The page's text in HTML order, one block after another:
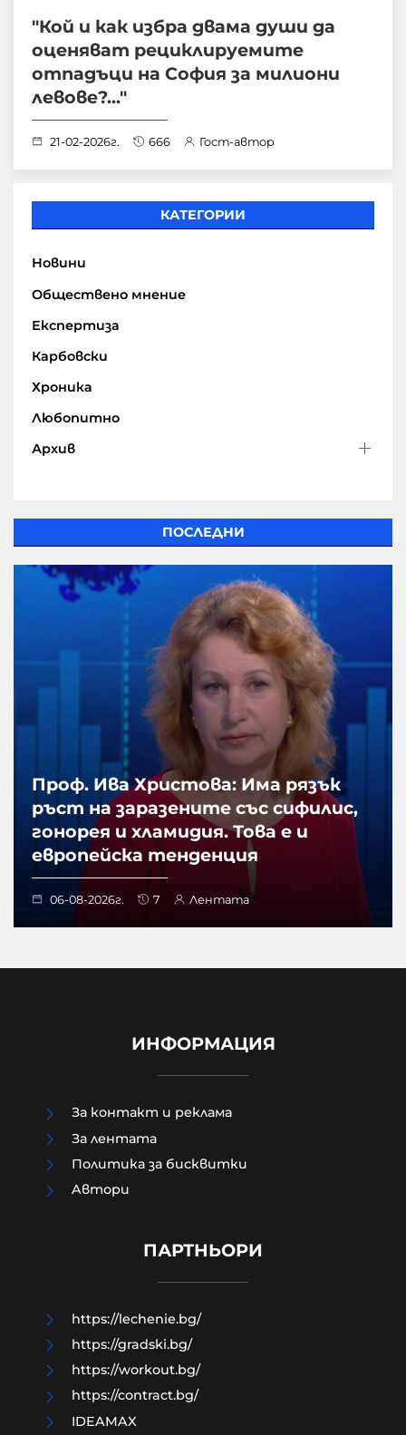
"Кой и как избра двама души да
оценяват рециклируемите
отпадъци на София за милиони
левове?..."
21-02-2026г. 666 Гост-автор
КАТЕГОРИИ
Новини
Обществено мнение
Експертиза
Карбовски
Хроника
Любопитно
Архив
ПОСЛЕДНИ
Проф. Ива Христова: Има рязък
ръст на заразените със сифилис,
гонорея и хламидия. Това е и
европейска тенденция
06-08-2026г. 7 Лентата
Модернизацията на бойната ни
години нехайство и саботажи
ИНФОРМАЦИЯ
За контакт и реклама
За лентата
Политика за бисквитки
Aвтори
ПАРТНЬОРИ
https://lechenie.bg/
https://gradski.bg/
https://workout.bg/
https://contract.bg/
IDEAMAX